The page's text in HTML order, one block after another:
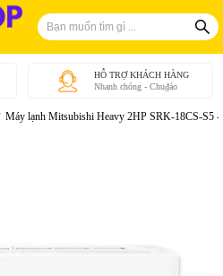
HỖ TRỢ KHÁCH HÀNG
Nhanh chóng - Chu₫áo
Máy lạnh Mitsubishi Heavy 2HP SRK-18CS-S5 -